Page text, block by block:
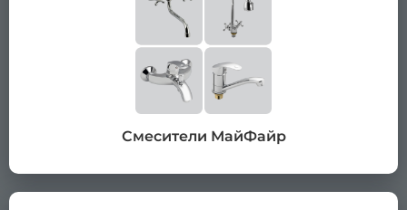
Смесители МайФайр